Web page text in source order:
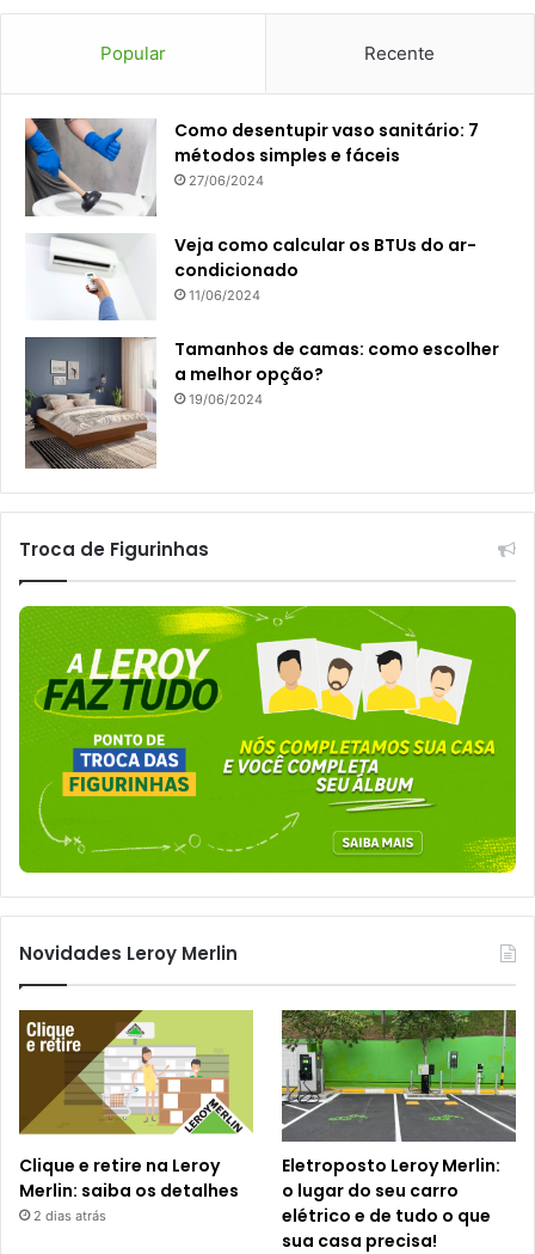
Popular Recente
Como desentupir vaso sanitário: 7
métodos simples e fáceis
27/06/2024
Veja como calcular os BTUs do ar-
condicionado
11/06/2024
Tamanhos de camas: como escolher
a melhor opção?
19/06/2024
Troca de Figurinhas
Novidades Leroy Merlin
Clique e retire na Leroy
Merlin: saiba os detalhes
2 dias atrás
Eletroposto Leroy Merlin:
o lugar do seu carro
elétrico e de tudo o que
sua casa precisa!